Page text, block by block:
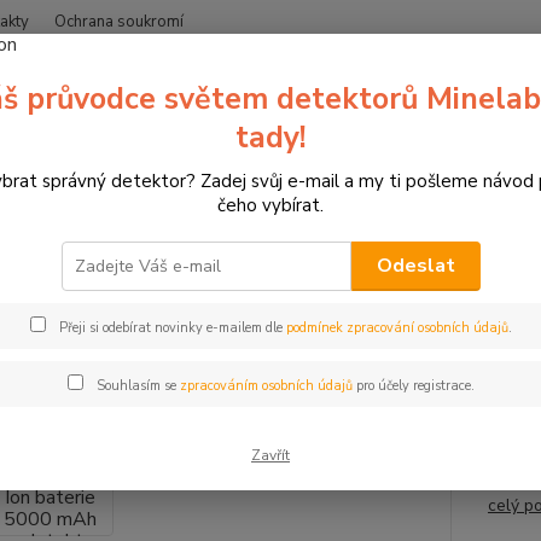
Ochrana soukromí
Hledat
kovů Minelab Doplňky k detektorům Náhradní díly pro
Li-Ion baterie 5000 mAh
a
den
celý
průvodce světem detektorů
tady!
správný detektor? Zadej svůj e-mail a my ti pošleme návod
čeho vybírat.
Odeslat
Přeji si odebírat novinky e-mailem dle podmínek zpracování osobních údajů.
Souhlasím se zpracováním osobních údajůpro účely registrace.
Zavřít